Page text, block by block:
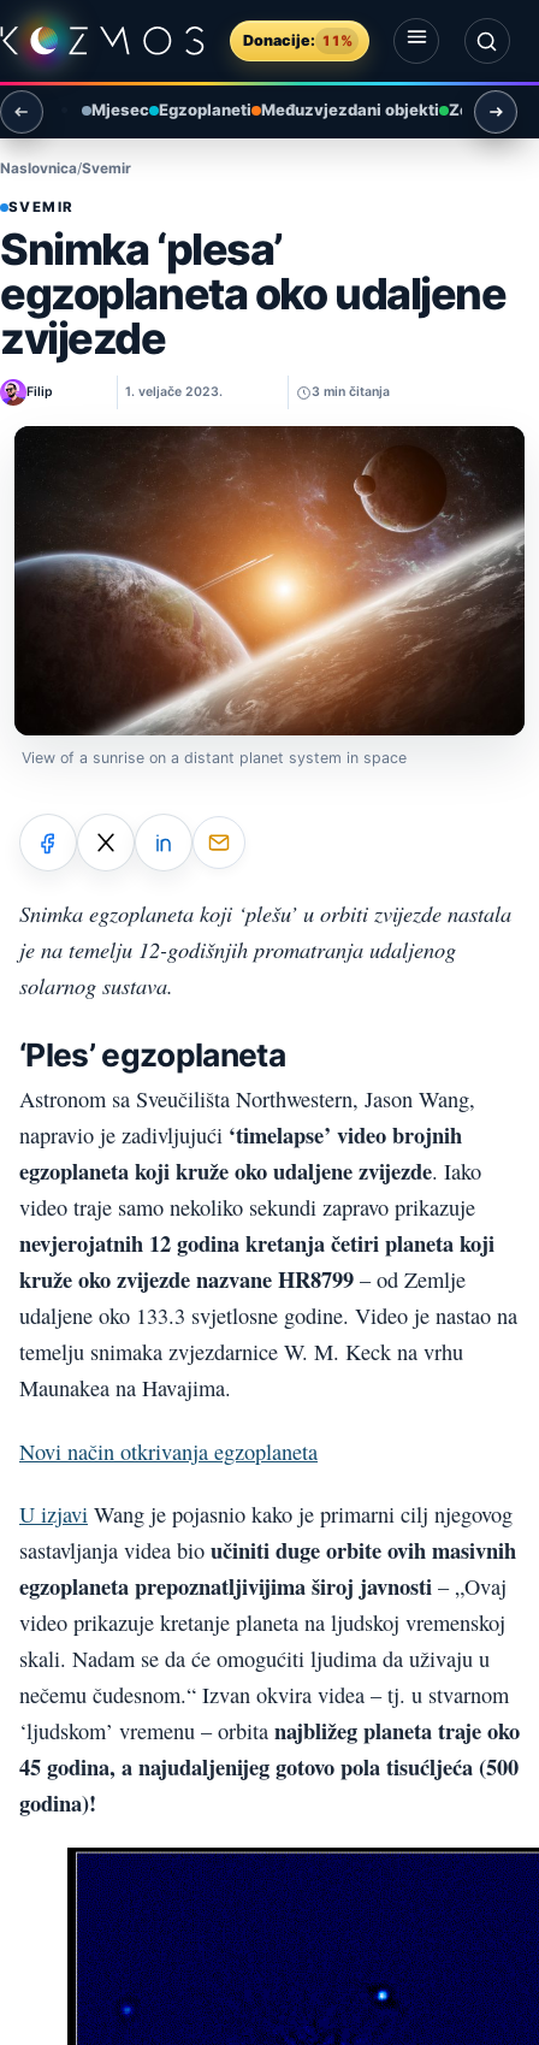
Preskoči na sadržaj
Donacije: 11%
Otvori izbornik
Otvori pretragu
Mjesec Egzoplaneti Međuzvjezdani objekti Zemlja i
Naslovnica Svemir
SVEMIR
Snimka ‘plesa’
egzoplaneta oko udaljene
zvijezde
Filip 1. veljače 2023. 3 min čitanja
View of a sunrise on a distant planet system in space
Snimka egzoplaneta koji ‘plešu’ u orbiti zvijezde nastala
je na temelju 12-godišnjih promatranja udaljenog
solarnog sustava.
‘Ples’ egzoplaneta
Astronom sa Sveučilišta Northwestern, Jason Wang,
napravio je zadivljujući ‘timelapse’ video brojnih
egzoplaneta koji kruže oko udaljene zvijezde. Iako
video traje samo nekoliko sekundi zapravo prikazuje
nevjerojatnih 12 godina kretanja četiri planeta koji
kruže oko zvijezde nazvane HR8799 – od Zemlje
udaljene oko 133.3 svjetlosne godine. Video je nastao na
temelju snimaka zvjezdarnice W. M. Keck na vrhu
Maunakea na Havajima.
Novi način otkrivanja egzoplaneta
U izjavi Wang je pojasnio kako je primarni cilj njegovog
sastavljanja videa bio učiniti duge orbite ovih masivnih
egzoplaneta prepoznatljivijima široj javnosti – „Ovaj
video prikazuje kretanje planeta na ljudskoj vremenskoj
skali. Nadam se da će omogućiti ljudima da uživaju u
nečemu čudesnom.“ Izvan okvira videa – tj. u stvarnom
‘ljudskom’ vremenu – orbita najbližeg planeta traje oko
45 godina, a najudaljenijeg gotovo pola tisućljeća (500
godina)!